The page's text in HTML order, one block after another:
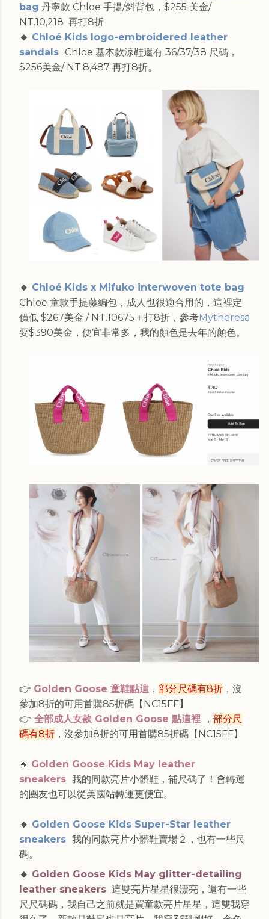
bag 丹寧款 Chloe 手提/斜背包，$255 美金/
NT.10,218 再打8折
🔸 Chloé Kids logo-embroidered leather
sandals Chloe 基本款涼鞋還有 36/37/38 尺碼，
$256美金/ NT.8,487 再打8折。
🔸 Chloé Kids x Mifuko interwoven tote bag
Chloe 童款手提藤編包，成人也很適合用的，這裡定
價低 $267美金 / NT.10675＋打8折，參考Mytheresa
要$390美金，便宜非常多，我的顏色是去年的顏色。
👉 Golden Goose 童鞋點這 ， 部分尺碼有8折 ，沒
參加8折的可用首購85折碼【NC15FF】
👉 全部成人女款 Golden Goose 點這裡 ， 部分尺
碼有8折 ，沒參加8折的可用首購85折碼【NC15FF】
🔸 Golden Goose Kids May leather
sneakers 我的同款亮片小髒鞋，補尺碼了！會轉運
的團友也可以從美國站轉運更便宜。
🔸 Golden Goose Kids Super-Star leather
sneakers 我的同款亮片小髒鞋賣場２，也有一些尺
碼。
🔸 Golden Goose Kids May glitter-detailing
leather sneakers 這雙亮片星星很漂亮，還有一些
尺尺碼碼， 我自己之前就是買童款亮片星星，這雙我穿